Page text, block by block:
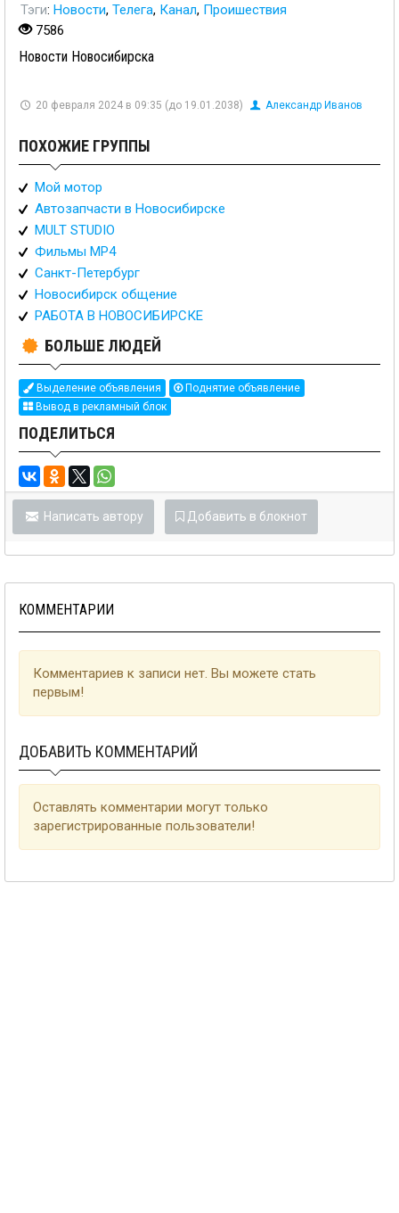
Тэги: Новости, Телега, Канал, Проишествия
7586
Новости Новосибирска
20 февраля 2024 в 09:35 (до 19.01.2038) Александр Иванов
ПОХОЖИЕ ГРУППЫ
Мой мотор
Автозапчасти в Новосибирске
MULT STUDIO
Фильмы MP4
Санкт-Петербург
Новосибирск общение
РАБОТА В НОВОСИБИРСКЕ
БОЛЬШЕ ЛЮДЕЙ
Выделение объявления
Поднятие объявление
Вывод в рекламный блок
ПОДЕЛИТЬСЯ
Написать автору Добавить в блокнот
КОММЕНТАРИИ
Комментариев к записи нет. Вы можете стать
первым!
ДОБАВИТЬ КОММЕНТАРИЙ
Оставлять комментарии могут только
зарегистрированные пользователи!